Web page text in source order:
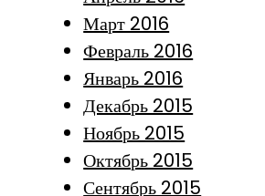
Март 2016
Февраль 2016
Январь 2016
Декабрь 2015
Ноябрь 2015
Октябрь 2015
Сентябрь 2015